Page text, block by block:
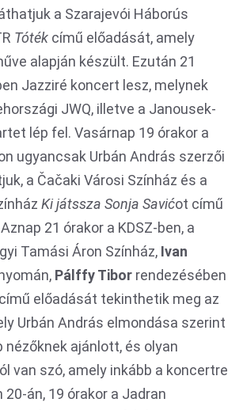
a Szarajevói Háborús
Tóték című előadását, amely
alapján készült. Ezután 21
Jazziré koncert lesz, melynek
JWQ, illetve a Janousek-
lép fel. Vasárnap 19 órakor a
ugyancsak Urbán András szerzői
a Čačaki Városi Színház és a
Ki játssza Sonja Savićot című
21 órakor a KDSZ-ben, a
Tamási Áron Színház, Ivan
Pálffy Tibor rendezésében
című előadását tekinthetik meg az
Urbán András elmondása szerint
nézőknek ajánlott, és olyan
van szó, amely inkább a koncertre
án, 19 órakor a Jadran